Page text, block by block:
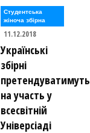
Студентська
жіноча збірна
11.12.2018
Українські
збірні
претендуватимуть
на участь у
всесвітній
Універсіаді